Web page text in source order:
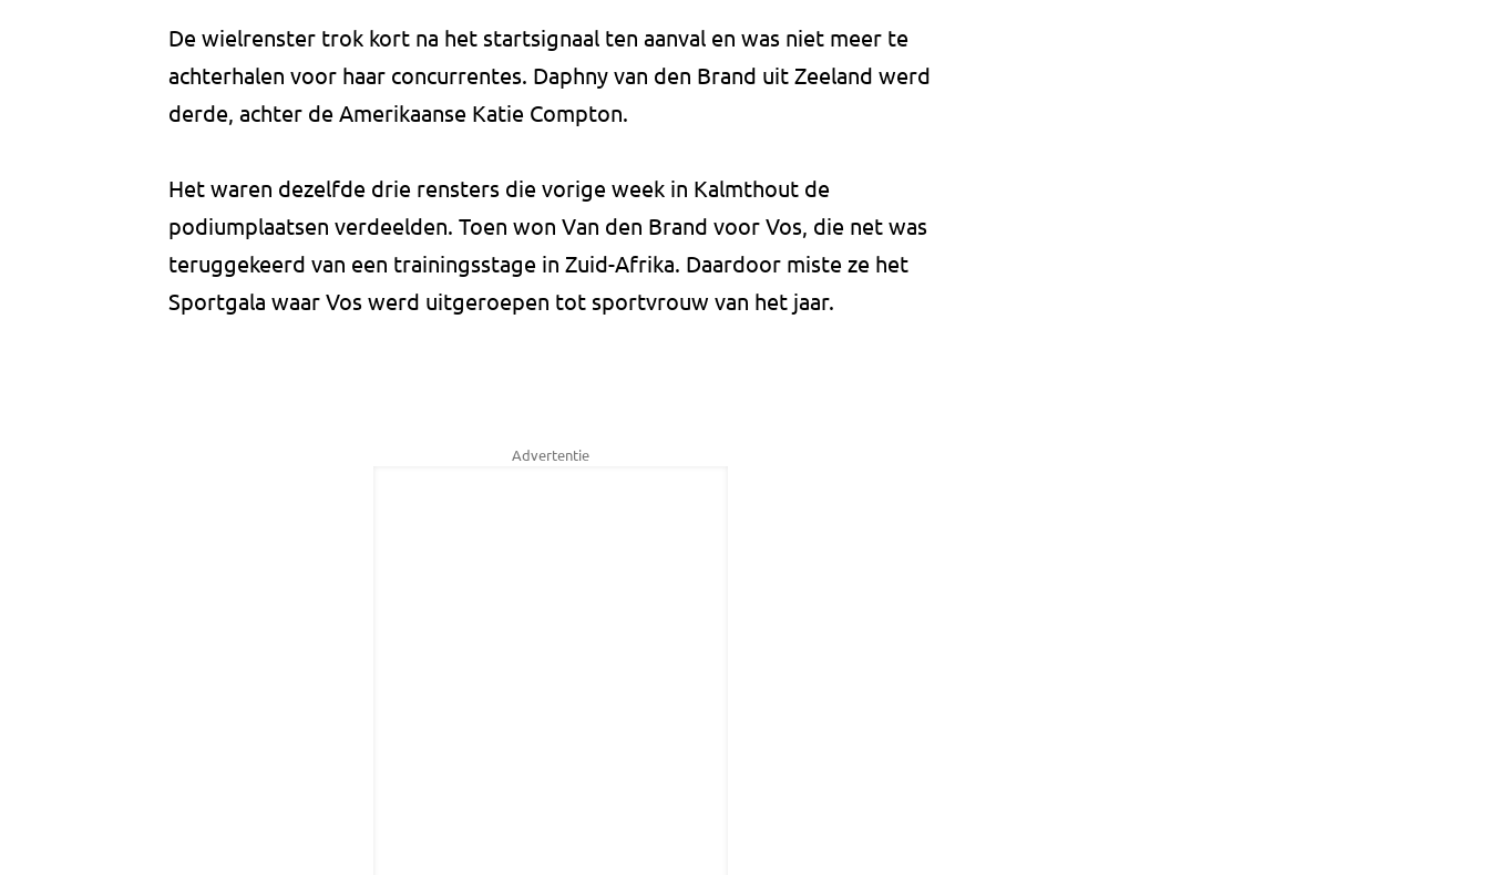
De wielrenster trok kort na het startsignaal ten aanval en was niet meer te
achterhalen voor haar concurrentes. Daphny van den Brand uit Zeeland werd
derde, achter de Amerikaanse Katie Compton.
Het waren dezelfde drie rensters die vorige week in Kalmthout de
podiumplaatsen verdeelden. Toen won Van den Brand voor Vos, die net was
teruggekeerd van een trainingsstage in Zuid-Afrika. Daardoor miste ze het
Sportgala waar Vos werd uitgeroepen tot sportvrouw van het jaar.
Advertentie